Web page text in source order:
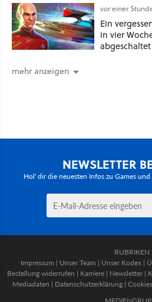
eine
Leistung
vor einer
Ein
in vier
abgeschaltet
mehr anzeigen
NEWSLETTER
Hol' dir die neuesten Infos zu Games
RUBRIKEN
Impressum | Unser Team | Unser Kodex |
Bestellung widerrufen | Karriere | Newsletter |
Mediadaten | Datenschutzerklärung |